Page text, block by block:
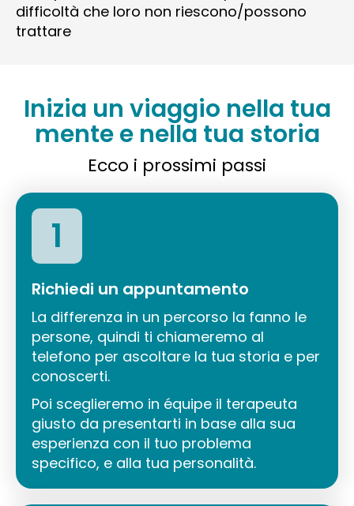
difficoltà che loro non riescono/possono
trattare
Inizia un viaggio nella tua
mente e nella tua storia
Ecco i prossimi passi
1
Richiedi un appuntamento
La differenza in un percorso la fanno le
persone, quindi ti chiameremo al
telefono per ascoltare la tua storia e per
conoscerti.
Poi sceglieremo in équipe il terapeuta
giusto da presentarti in base alla sua
esperienza con il tuo problema
specifico, e alla tua personalità.